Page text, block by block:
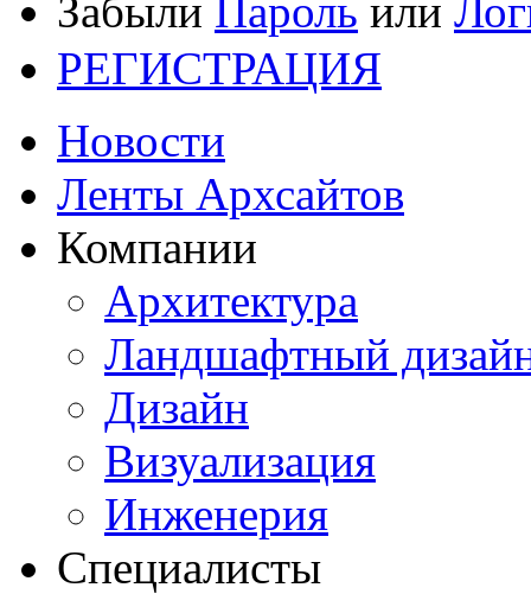
Забыли Пароль или
РЕГИСТРАЦИЯ
Новости
Ленты Архсайтов
Компании
Архитектура
Ландшафтный
Дизайн
Визуализация
Инженерия
Специалисты